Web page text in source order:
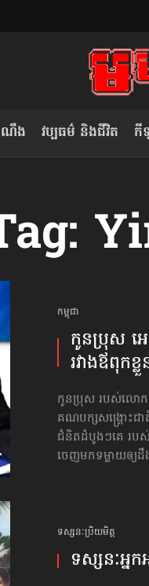
ណឹង វប្បធម៌ និងជីវិត កី
កម្ពុជា
កូន​ប្រុស អ
រវាង​ឪពុក​
កូន​ប្រុស របស់លោក
គណបក្សសង្គ្រោះជ
ជំនិតដំបូងៗគេ រប
ចេញមកទម្លាយឲ្យ
ទស្សនៈប្រិយមិត្ត
ទស្សនៈអ្ន
សម រង្ស៊ី៖ កម្ពុជាគួរមើលគំរូ​ត
វៀតណាម ក្នុង​ការប្តូរ​មេដឹ
ខ្លួន